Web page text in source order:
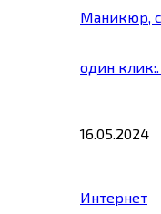
Маникюр,
один
16.05.2024
Интернет